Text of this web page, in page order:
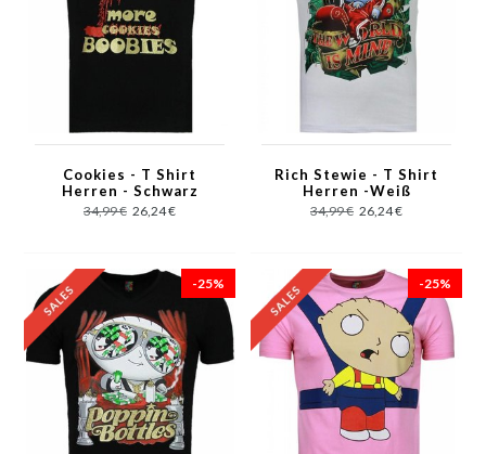
Cookies - T Shirt
Herren - Schwarz
34,99 € 26,24 €
Rich Stewie - T Shirt
Herren -Weiß
34,99 € 26,24 €
-25% -25%